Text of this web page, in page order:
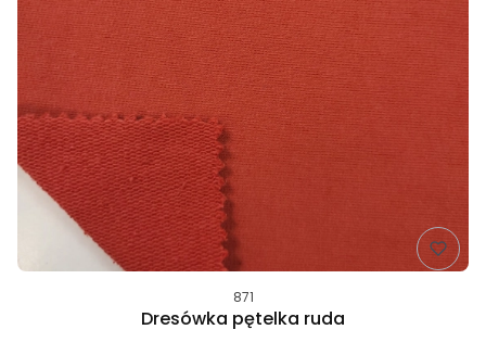
871
Dresówka pętelka ruda